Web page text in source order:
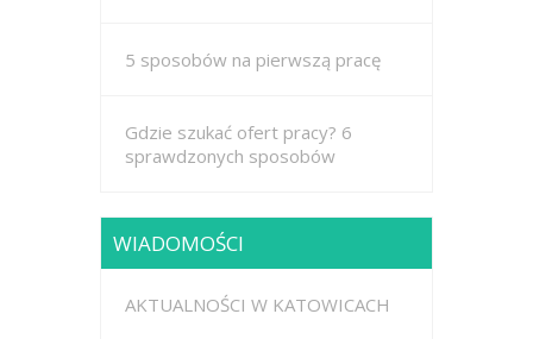
5 sposobów na pierwszą pracę
Gdzie szukać ofert pracy? 6
sprawdzonych sposobów
WIADOMOŚCI
AKTUALNOŚCI W KATOWICACH